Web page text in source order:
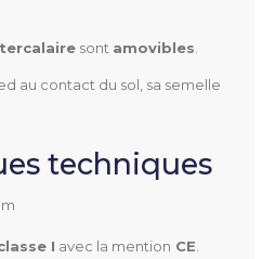
sont amovibles
au contact du sol, sa semelle
techniques
I avec la mention CE
Extérieur
Hallux valgus
Orteils en marteau